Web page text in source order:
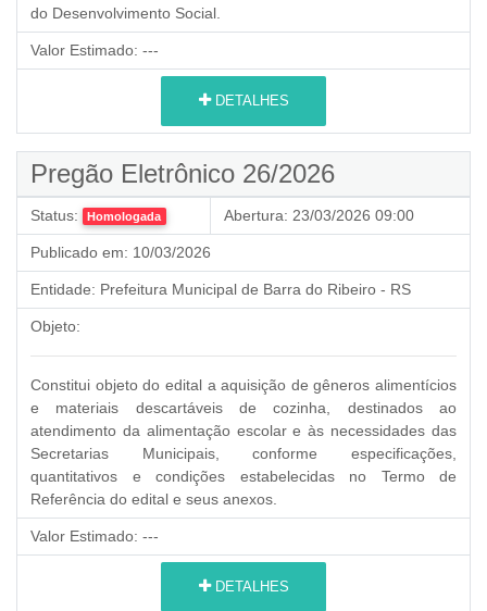
do Desenvolvimento Social.
Valor Estimado: ---
DETALHES
Pregão Eletrônico 26/2026
Status: Homologada Abertura: 23/03/2026 09:00
Publicado em: 10/03/2026
Entidade: Prefeitura Municipal de Barra do Ribeiro - RS
Objeto:
Constitui objeto do edital a aquisição de gêneros alimentícios
e materiais descartáveis de cozinha, destinados ao
atendimento da alimentação escolar e às necessidades das
Secretarias Municipais, conforme especificações,
quantitativos e condições estabelecidas no Termo de
Referência do edital e seus anexos.
Valor Estimado: ---
DETALHES